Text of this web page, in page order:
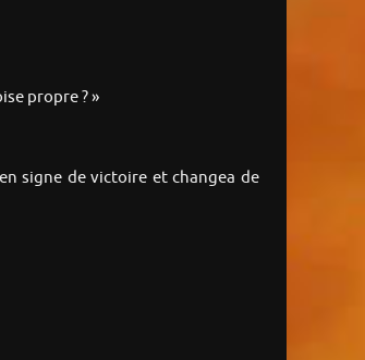
propre ? »
signe de victoire et changea de